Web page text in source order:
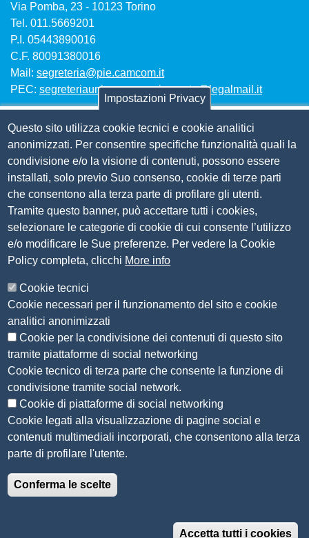
Via Pomba, 23 - 10123 Torino
Tel. 011.5669201
P.I. 05443890016
C.F. 80091380016
Mail: segreteria@pie.camcom.it
PEC: segreteriaunioncamerepiemonte@legalmail.it
Amm. trasparente
Bandi per contributi
Codice etico
Organigramma
Piano anticorruzione 2019-2021
Selezione personale
Statuto
CSR Piemonte
AlpMed - le Camere di commercio dell'Euroregione
ADR Piemonte
Seguici su
Menù privacy
Note legali Accesso riservato Privacy
© 2022 Unioncamere Piemonte - Realizzato con
Impostazioni Privacy
Questo sito utilizza cookie tecnici e cookie analitici
anonimizzati. Per consentire specifiche funzionalità quali la
condivisione e/o la visione di contenuti, possono essere
installati, solo previo Suo consenso, cookie di terze parti
che consentono alla terza parte di profilare gli utenti.
Tramite questo banner, può accettare tutti i cookies,
selezionare le categorie di cookie di cui consente l’utilizzo
e/o modificare le Sue preferenze. Per vedere la Cookie
Policy completa, clicchi More info
Cookie tecnici
Cookie necessari per il funzionamento del sito e cookie
analitici anonimizzati
Cookie per la condivisione dei contenuti di questo sito
tramite piattaforme di social networking
Cookie tecnico di terza parte che consente la funzione di
condivisione tramite social network.
Cookie di piattaforme di social networking
Cookie legati alla visualizzazione di pagine social e
contenuti multimediali incorporati, che consentono alla terza
parte di profilare l'utente.
Conferma le scelte
Accetta tutti i cookies